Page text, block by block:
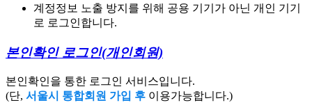
계정정보 노출 방지를 위해 공용 기기가 아닌 개인 기기
로 로그인합니다.
본인확인 로그인(개인회원)
본인확인을 통한 로그인 서비스입니다.
(단, 서울시 통합회원 가입 후 이용가능합니다.)